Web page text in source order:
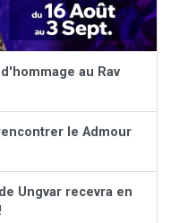
au Rav
le Admour
Ungvar recevra en